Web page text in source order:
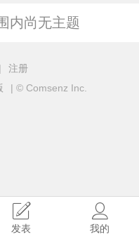
内尚无主题
|
注册
| © Comsenz Inc.
发表 我的